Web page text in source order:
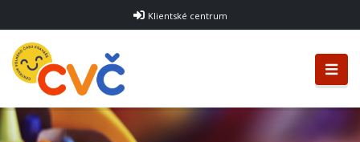
Klientské centrum